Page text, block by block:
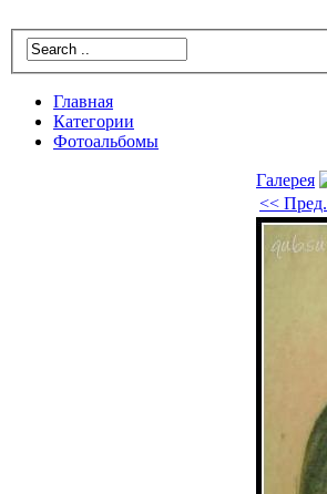
Главнaя
Катeгории
Фотoальбомы
Галерея
<< Пред.